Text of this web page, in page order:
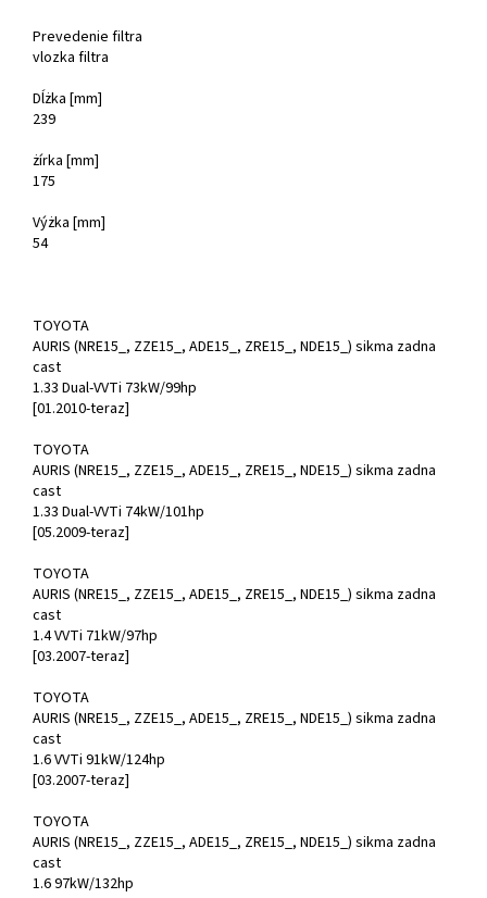
Prevedenie filtra
vlozka filtra
Dĺżka [mm]
239
żírka [mm]
175
Výżka [mm]
54
TOYOTA
AURIS (NRE15_, ZZE15_, ADE15_, ZRE15_, NDE15_) sikma zadna
cast
1.33 Dual-VVTi 73kW/99hp
[01.2010-teraz]
TOYOTA
AURIS (NRE15_, ZZE15_, ADE15_, ZRE15_, NDE15_) sikma zadna
cast
1.33 Dual-VVTi 74kW/101hp
[05.2009-teraz]
TOYOTA
AURIS (NRE15_, ZZE15_, ADE15_, ZRE15_, NDE15_) sikma zadna
cast
1.4 VVTi 71kW/97hp
[03.2007-teraz]
TOYOTA
AURIS (NRE15_, ZZE15_, ADE15_, ZRE15_, NDE15_) sikma zadna
cast
1.6 VVTi 91kW/124hp
[03.2007-teraz]
TOYOTA
AURIS (NRE15_, ZZE15_, ADE15_, ZRE15_, NDE15_) sikma zadna
cast
1.6 97kW/132hp